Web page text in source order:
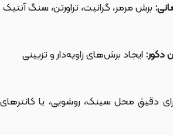
برش مرمر، گرانیت، تراورتن، سنگ آنتیک
دکور:ایجاد برش‌های زاویه‌دار و تزیینی
دقیق محل سینک، روشویی، یا کانترهای